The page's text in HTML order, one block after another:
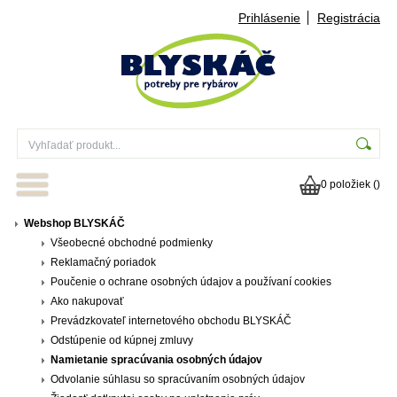
Prihlásenie Registrácia
0 položiek ()
Webshop BLYSKÁČ
Všeobecné obchodné podmienky
Reklamačný poriadok
Poučenie o ochrane osobných údajov a používaní cookies
Ako nakupovať
Prevádzkovateľ internetového obchodu BLYSKÁČ
Odstúpenie od kúpnej zmluvy
Namietanie spracúvania osobných údajov
Odvolanie súhlasu so spracúvaním osobných údajov